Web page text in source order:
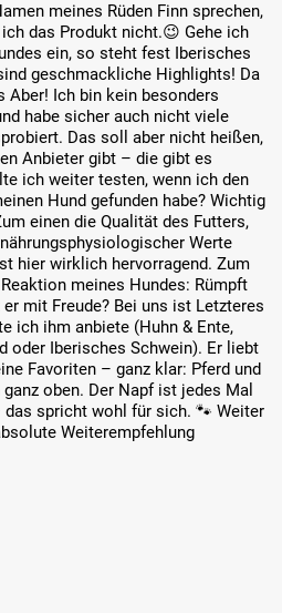
meines Rüden Finn sprechen,
das Produkt nicht.😉 Gehe ich
ein, so steht fest Iberisches
geschmackliche Highlights! Da
Aber! Ich bin kein besonders
habe sicher auch nicht viele
Das soll aber nicht heißen,
Anbieter gibt – die gibt es
ich weiter testen, wenn ich den
Hund gefunden habe? Wichtig
einen die Qualität des Futters,
Werte
hier wirklich hervorragend. Zum
meines Hundes: Rümpft
mit Freude? Bei uns ist Letzteres
ich ihm anbiete (Huhn & Ente,
oder Iberisches Schwein). Er liebt
Favoriten – ganz klar: Pferd und
oben. Der Napf ist jedes Mal
spricht wohl für sich. 🐾 Weiter
Weiterempfehlung